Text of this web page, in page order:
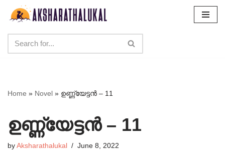
content
Home » Novel » ഉണ്ണ്യേട്ടൻ – 11
ഉണ്ണ്യേട്ടൻ – 11
by Aksharathalukal June 8, 2022